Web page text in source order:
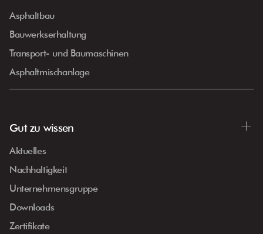
Asphaltbau
Bauwerkserhaltung
Transport- und Baumaschinen
Asphaltmischanlage
Gut zu wissen
Aktuelles
Nachhaltigkeit
Unternehmensgruppe
Downloads
Zertifikate